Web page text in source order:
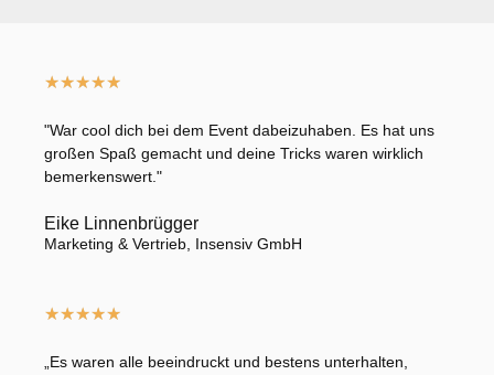
★★★★★
"War cool dich bei dem Event dabeizuhaben. Es hat uns
großen Spaß gemacht und deine Tricks waren wirklich
bemerkenswert."
Eike Linnenbrügger
Marketing & Vertrieb, Insensiv GmbH
★★★★★
„Es waren alle beeindruckt und bestens unterhalten,